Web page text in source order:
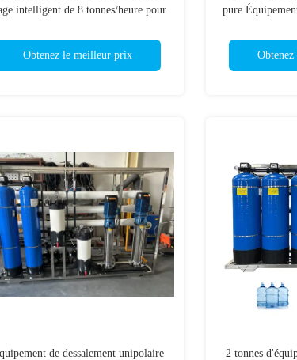
intelligent de 8 tonnes/heure pour
Obtenez le meilleur prix
pure
de dessalement unipolaire
2 tonnes